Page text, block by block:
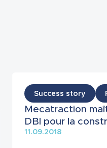
Success story
Mecatraction
DBI pour la
11.09.2018